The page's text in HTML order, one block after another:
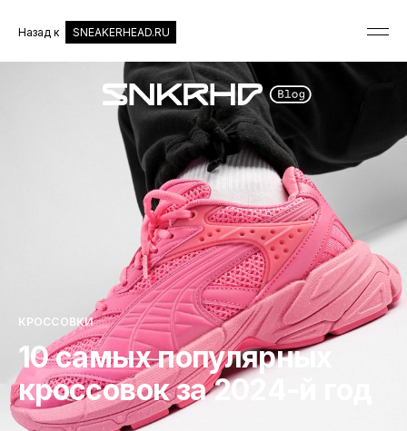
Назад к SNEAKERHEAD.RU
КРОССОВКИ
10 самых популярных
кроссовок за 2024-й год